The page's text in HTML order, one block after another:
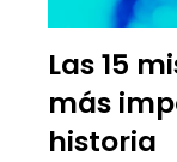
Las 15
más
historia